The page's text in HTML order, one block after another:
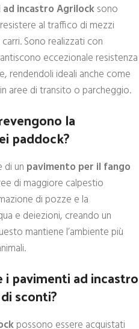
incastro Agrilocksono
al traffico di mezzi
Sono realizzati con
eccezionale resistenza
rendendoli ideali anche come
in aree di transito o parcheggio.
la
paddock?
di un pavimento per il fango
di maggiore calpestio
di pozze e la
e deiezioni, creando un
mantiene l’ambiente più
i pavimenti ad incastro
sconti?
possono essere acquistati